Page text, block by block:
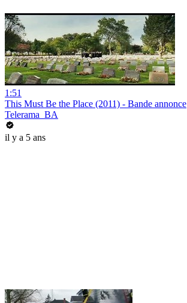
1:51
This Must Be the Place (2011) - Bande annonce
Telerama_BA
il y a 5 ans